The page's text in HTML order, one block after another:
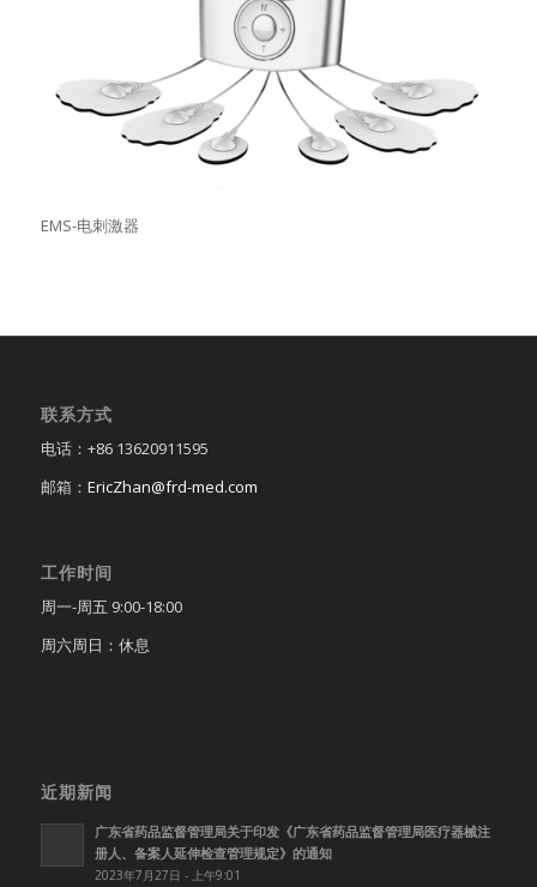
EMS-电刺激器
联系方式
电话：+86 13620911595
邮箱： EricZhan@frd-med.com
工作时间
周一-周五 9:00-18:00
周六周日：休息
近期新闻
广东省药品监督管理局关于印发《广东省药品监督管理局医疗器械注
册人、备案人延伸检查管理规定》的通知
2023年7月27日 - 上午9:01